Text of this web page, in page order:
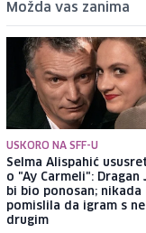
Možda vas zanima
USKORO NA SFF-U
Selma Alispahić
o "Ay Carmeli": Dragan
bi bio ponosan; nikada
pomislila da igram s
drugim